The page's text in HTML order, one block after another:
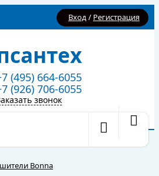
Вход/ Регистрация
(495) 664-6055
(926) 706-6055
звонок
Bonna